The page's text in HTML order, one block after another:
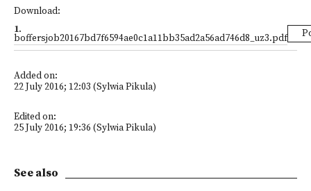
Download:
1.
boffersjob20167bd7f6594ae0c1a11bb35ad2a56ad746d8_uz3.pdf
Added on:
22 July 2016; 12:03 (Sylwia Pikula)
Edited on:
25 July 2016; 19:36 (Sylwia Pikula)
See also